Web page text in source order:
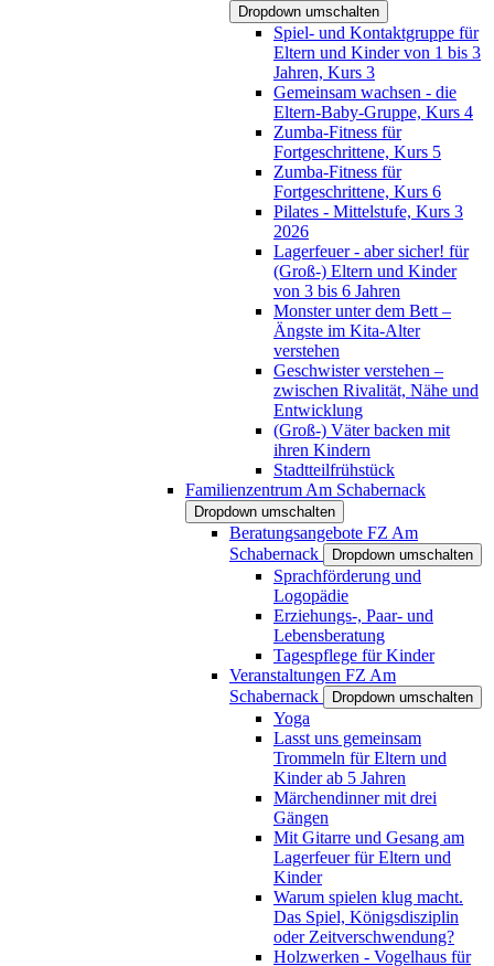
Dropdown umschalten
Spiel- und Kontaktgruppe für
Eltern und Kinder von 1 bis 3
Jahren, Kurs 3
Gemeinsam wachsen - die
Eltern-Baby-Gruppe, Kurs 4
Zumba-Fitness für
Fortgeschrittene, Kurs 5
Zumba-Fitness für
Fortgeschrittene, Kurs 6
Pilates - Mittelstufe, Kurs 3
2026
Lagerfeuer - aber sicher! für
(Groß-) Eltern und Kinder
von 3 bis 6 Jahren
Monster unter dem Bett –
Ängste im Kita-Alter
verstehen
Geschwister verstehen –
zwischen Rivalität, Nähe und
Entwicklung
(Groß-) Väter backen mit
ihren Kindern
Stadtteilfrühstück
Familienzentrum Am Schabernack
Dropdown umschalten
Beratungsangebote FZ Am
Schabernack
Dropdown umschalten
Sprachförderung und
Logopädie
Erziehungs-, Paar- und
Lebensberatung
Tagespflege für Kinder
Veranstaltungen FZ Am
Schabernack
Dropdown umschalten
Yoga
Lasst uns gemeinsam
Trommeln für Eltern und
Kinder ab 5 Jahren
Märchendinner mit drei
Gängen
Mit Gitarre und Gesang am
Lagerfeuer für Eltern und
Kinder
Warum spielen klug macht.
Das Spiel, Königsdisziplin
oder Zeitverschwendung?
Holzwerken - Vogelhaus für